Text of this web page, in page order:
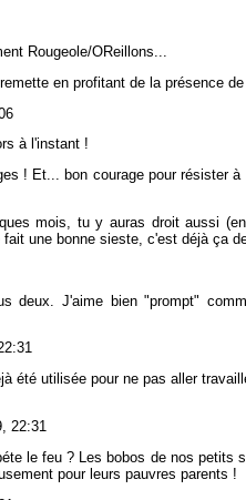
Rougeole/OReillons...
en profitant de la présence
à l'instant !
! Et... bon courage pour résister à
mois, tu y auras droit aussi
une bonne sieste, c'est déjà ça
deux. J'aime bien "prompt"
été utilisée pour ne pas aller
22:31
le feu ? Les bobos de nos petits
pour leurs pauvres parents !